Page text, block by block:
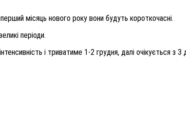
місяць нового року вони будуть короткочасні.
періоди.
і триватиме 1-2 грудня, далі очікується з